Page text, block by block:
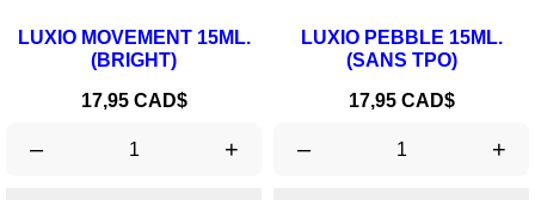
LUXIO MOVEMENT 15ML.
(BRIGHT)
Prix
17,95 CAD$
– +
LUXIO PEBBLE 15ML.
(SANS TPO)
Prix
17,95 CAD$
– +